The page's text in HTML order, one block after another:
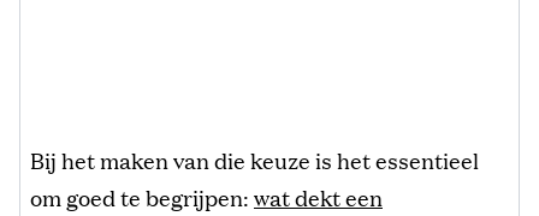
Bij het maken van die keuze is het essentieel
om goed te begrijpen:wat dekt een